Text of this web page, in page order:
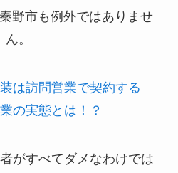
野市も例外ではありませ
ん。
は訪問営業で契約する
の実態とは！？
がすべてダメなわけでは